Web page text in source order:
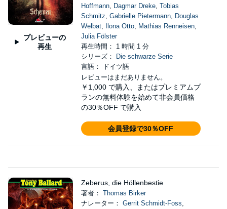
プレビューの
再生
Hoffmann, Dagmar Dreke, Tobias
Schmitz, Gabrielle Pietermann, Douglas
Welbat, Ilona Otto, Mathias Renneisen,
Julia Fölster
再生時間： 1 時間 1 分
シリーズ：
Die schwarze Serie
言語： ドイツ語
レビューはまだありません。
￥1,000 で購入、またはプレミアムプ
ランの無料体験を始めて非会員価格
の30％OFF で購入
会員登録で30％OFF
Zeberus, die Höllenbestie
著者： Thomas Birker
ナレーター： Gerrit Schmidt-Foss,